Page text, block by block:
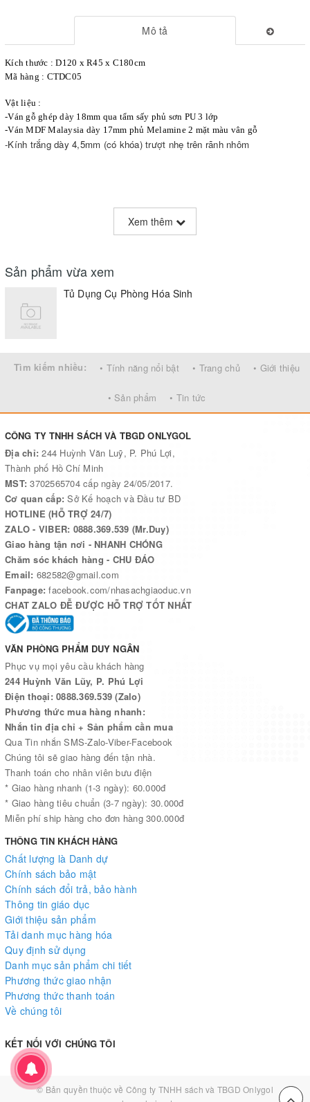
Mô tả
Kích thước : D120 x R45 x C180cm
Mã hàng : CTDC05
Vật liệu :
-Ván gỗ ghép dày 18mm qua tẩm sấy phủ sơn PU 3 lớp
-Ván MDF Malaysia dày 17mm phủ Melamine 2 mặt màu vân gỗ
-Kính trắng dày 4,5mm (có khóa) trượt nhẹ trên rãnh nhôm
Xem thêm
Sản phẩm vừa xem
Tủ Dụng Cụ Phòng Hóa Sinh
Tìm kiếm nhiều: • Tính năng nổi bật • Trang chủ • Giới thiệu
• Sản phẩm • Tin tức
CÔNG TY TNHH SÁCH VÀ TBGD ONLYGOL
Địa chỉ:244 Huỳnh Văn Luỹ, P. Phú Lợi,
Thành phố Hồ Chí Minh
MST:3702565704 cấp ngày 24/05/2017.
Cơ quan cấp:Sở Kế hoạch và Đầu tư BD
HOTLINE (HỖ TRỢ 24/7)
ZALO - VIBER: 0888.369.539 (Mr.Duy)
Giao hàng tận nơi - NHANH CHÓNG
Chăm sóc khách hàng - CHU ĐÁO
Email: 682582@gmail.com
Fanpage:facebook.com/nhasachgiaoduc.vn
CHAT ZALO ĐỄ ĐƯỢC HỖ TRỢ TỐT NHẤT
VĂN PHÒNG PHẨM DUY NGÂN
Phục vụ mọi yêu cầu khách hàng
244 Huỳnh Văn Lũy, P. Phú Lợi
Điện thoại: 0888.369.539 (Zalo)
Phương thức mua hàng nhanh:
Nhắn tin địa chỉ + Sản phẩm cần mua
Qua Tin nhắn SMS-Zalo-Viber-Facebook
Chúng tôi sẽ giao hàng đến tận nhà.
Thanh toán cho nhân viên bưu điện
* Giao hàng nhanh (1-3 ngày): 60.000đ
* Giao hàng tiêu chuẩn (3-7 ngày): 30.000đ
Miễn phí ship hàng cho đơn hàng 300.000đ
THÔNG TIN KHÁCH HÀNG
Chất lượng là Danh dự
Chính sách bảo mật
Chính sách đổi trả, bảo hành
Thông tin giáo dục
Giới thiệu sản phẩm
Tải danh mục hàng hóa
Quy định sử dụng
Danh mục sản phẩm chi tiết
Phương thức giao nhận
Phương thức thanh toán
Về chúng tôi
KẾT NỐI VỚI CHÚNG TÔI
© Bản quyền thuộc về Công ty TNHH sách và TBGD Onlygol